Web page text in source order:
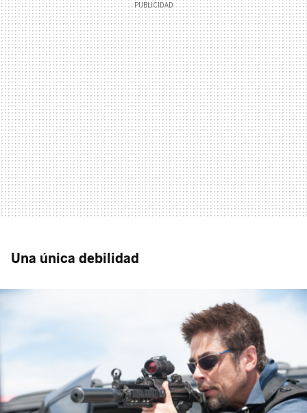
Una única debilidad